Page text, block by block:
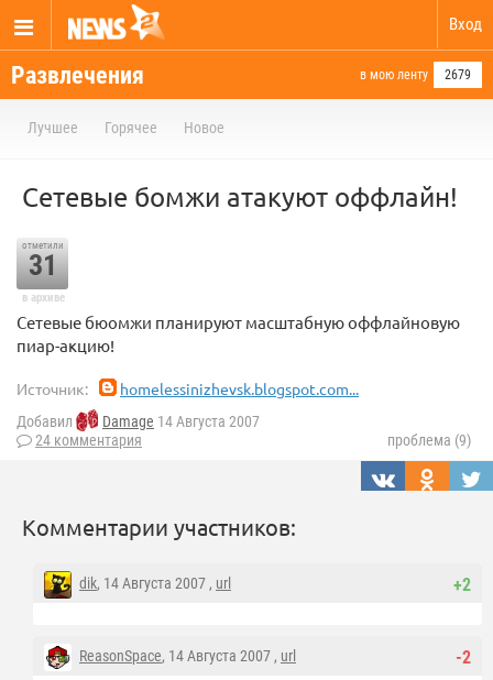
Вход
Развлечения в мою ленту 2679
Лучшее Горячее Новое
Сетевые бомжи атакуют оффлайн!
отметили
31
в архиве
Сетевые бюомжи планируют масштабную оффлайновую
пиар-акцию!
Источник: homelessinizhevsk.blogspot.com...
Добавил Damage 14 Августа 2007
24 комментария
проблема (9)
Комментарии участников:
+2
dik, 14 Августа 2007 , url
-2
ReasonSpace, 14 Августа 2007 , url